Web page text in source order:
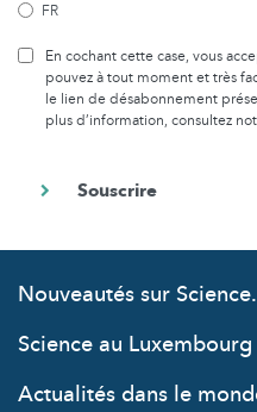
FR
En cochant cette case, vous
pouvez à tout moment et très
le lien de désabonnement
plus d’information, consultez
Nouveautés sur
Science au Luxembourg
Actualités dans le